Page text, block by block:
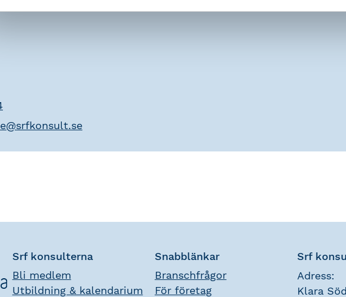
@srfkonsult.se
Srf konsulterna
Bli medlem
Utbildning & kalendarium
Snabblänkar
Branschfrågor
För företag
Srf
Adress:
Klara